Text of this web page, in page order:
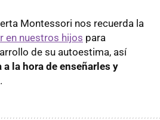
Montessori nos recuerda la
en nuestros hijos para
de su autoestima, así
la hora de enseñarles y
.